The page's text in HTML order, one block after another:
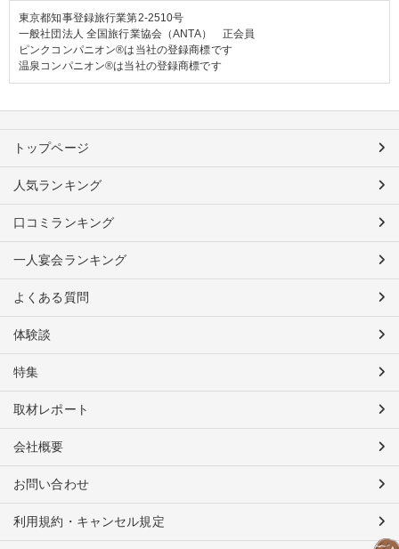
東京都知事登録旅行業第2-2510号
一般社団法人 全国旅行業協会（ANTA） 正会員
ピンクコンパニオン®は当社の登録商標です
温泉コンパニオン®は当社の登録商標です
トップページ
人気ランキング
口コミランキング
一人宴会ランキング
よくある質問
体験談
特集
取材レポート
会社概要
お問い合わせ
利用規約・キャンセル規定